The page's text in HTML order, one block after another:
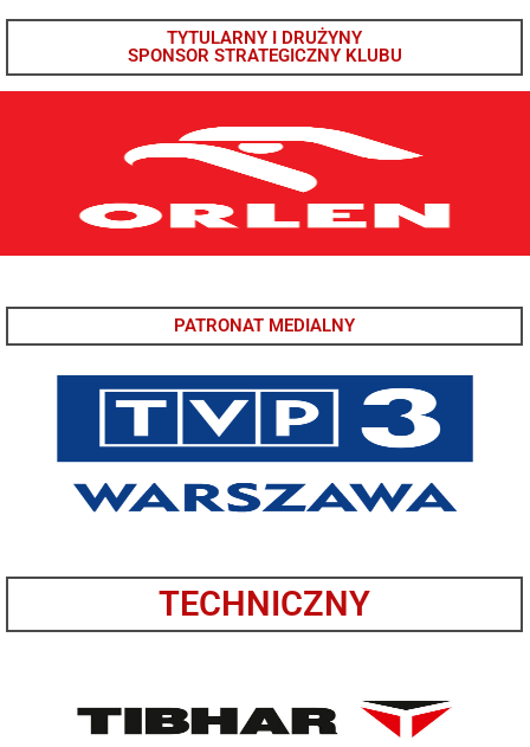
TYTULARNY I DRUŻYNY
SPONSOR STRATEGICZNY KLUBU
PATRONAT MEDIALNY
TECHNICZNY